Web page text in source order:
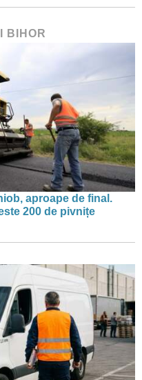
BIHOR
aproape de final.
200 de pivnițe